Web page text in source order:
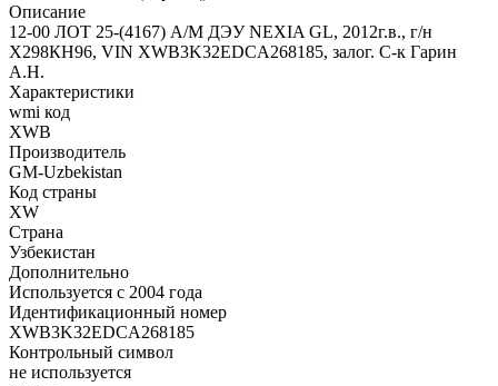
Описание
12-00 ЛОТ 25-(4167) А/М ДЭУ NEXIA GL, 2012г.в., г/н
Х298КН96, VIN XWB3K32EDCA268185, залог. С-к Гарин
А.Н.
Характеристики
wmi код
XWB
Производитель
GM-Uzbekistan
Код страны
XW
Страна
Узбекистан
Дополнительно
Используется с 2004 года
Идентификационный номер
XWB3K32EDCA268185
Контрольный символ
не используется